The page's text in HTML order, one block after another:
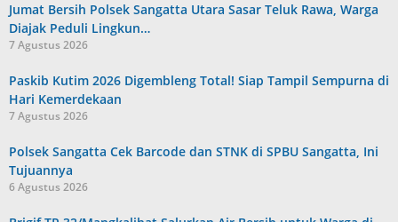
Jumat Bersih Polsek Sangatta Utara Sasar Teluk Rawa, Warga
Diajak Peduli Lingkun…
7 Agustus 2026
Paskib Kutim 2026 Digembleng Total! Siap Tampil Sempurna di
Hari Kemerdekaan
7 Agustus 2026
Polsek Sangatta Cek Barcode dan STNK di SPBU Sangatta, Ini
Tujuannya
6 Agustus 2026